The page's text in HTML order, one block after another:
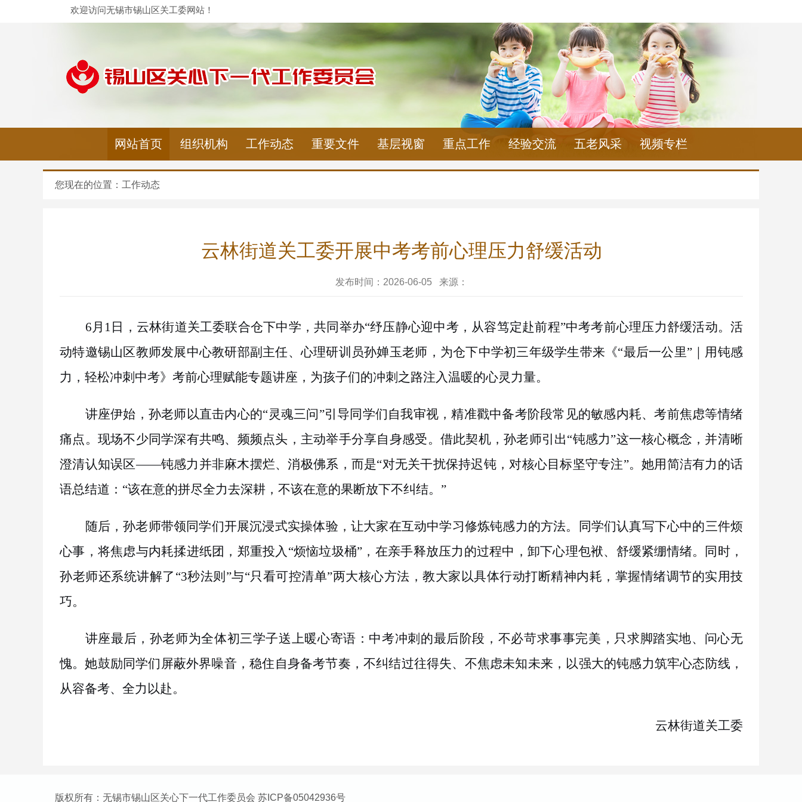
欢迎访问无锡市锡山区关工委网站！
网站首页 组织机构 工作动态 重要文件 基层视窗 重点工作 经验交流 五老风采 视频专栏
您现在的位置： 工作动态
云林街道关工委开展中考考前心理压力舒缓活动
发布时间：2026-06-05 来源：
6月 1 日 ，云林街道关工委联合仓下中学，共同举办“纾压静心迎中考，从容笃定赴前程”中考考前心理压力舒缓活动。活
动特邀锡山区教师发展中心教研部副主任、心理研训员孙婵玉老师，为仓下中学初三年级学生带来《“最后一公里”｜用钝感
力，轻松冲刺中考》考前心理赋能专题讲座，为孩子们的冲刺之路注入温暖的心灵力量。
讲座伊始，孙老师以直击内心的“灵魂三问”引导同学们自我审视，精准戳中备考阶段常见的敏感内耗、考前焦虑等情绪
痛点。现场不少同学深有共鸣、频频点头，主动举手分享自身感受。借此契机，孙老师引出“钝感力”这一核心概念，并清晰
澄清认知误区——钝感力并非麻木摆烂、消极佛系，而是“对无关干扰保持迟钝，对核心目标坚守专注”。她用简洁有力的话
语总结道：“该在意的拼尽全力去深耕，不该在意的果断放下不纠结。”
随后，孙老师带领同学们开展沉浸式实操体验，让大家在互动中学习修炼钝感力的方法。同学们认真写下心中的三件烦
心事，将焦虑与内耗揉进纸团，郑重投入 “烦恼垃圾桶”，在亲手释放压力的过程中，卸下心理包袱、舒缓紧绷情绪。同时，
孙老师还系统讲解了“3秒法则 ”与“只看可控清单”两大核心方法，教大家以具体行动打断精神内耗，掌握情绪调节的实用技
巧。
讲座最后，孙老师为全体初三学子送上暖心寄语：中考冲刺的最后阶段，不必苛求事事完美，只求脚踏实地、问心无
愧。她鼓励同学们屏蔽外界噪音，稳住自身备考节奏，不纠结过往得失、不焦虑未知未来，以强大的钝感力筑牢心态防线，
从容备考、全力以赴。
云林街道关工委
版权所有：无锡市锡山区关心下一代工作委员会 苏ICP备05042936号